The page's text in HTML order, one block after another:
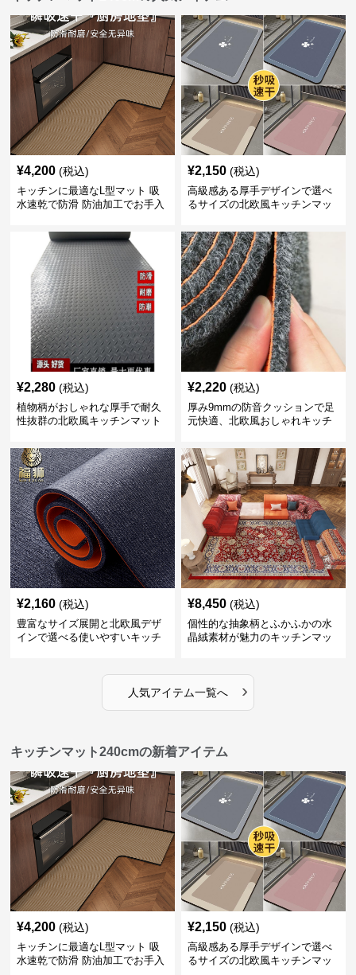
¥4,200 (税込)
キッチンに最適なL型マット 吸
水速乾で防滑 防油加工でお手入
¥2,150 (税込)
高級感ある厚手デザインで選べ
るサイズの北欧風キッチンマッ
¥2,280 (税込)
植物柄がおしゃれな厚手で耐久
性抜群の北欧風キッチンマット
¥2,220 (税込)
厚み9mmの防音クッションで足
元快適、北欧風おしゃれキッチ
¥2,160 (税込)
豊富なサイズ展開と北欧風デザ
インで選べる使いやすいキッチ
¥8,450 (税込)
個性的な抽象柄とふかふかの水
晶絨素材が魅力のキッチンマッ
人気アイテム一覧へ ›
キッチンマット240cmの新着アイテム
¥4,200 (税込)
キッチンに最適なL型マット 吸
水速乾で防滑 防油加工でお手入
¥2,150 (税込)
高級感ある厚手デザインで選べ
るサイズの北欧風キッチンマッ